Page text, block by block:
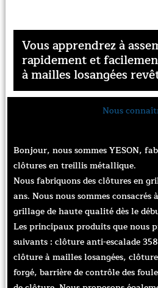
Vous apprendrez à
rapidement et
à mailles losangées
Nous
Bonjour, nous sommes YESON,
clôtures en treillis métallique.
Nous fabriquons des clôtures en
ans. Nous nous sommes
grillage de haute qualité dès le
Les principaux produits que nous
suivants : clôture anti-escalade
clôture à mailles losangées,
forgé, barrière de contrôle des